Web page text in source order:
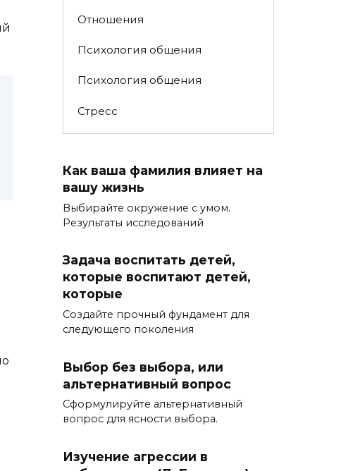
Отношения
Психология общения
Психология общения
Стресс
Как ваша фамилия влияет на
вашу жизнь
Выбирайте окружение с умом.
Результаты исследований
Задача воспитать детей,
которые воспитают детей,
которые
Создайте прочный фундамент для
следующего поколения
Выбор без выбора, или
альтернативный вопрос
Сформулируйте альтернативный
вопрос для ясности выбора.
Изучение агрессии в